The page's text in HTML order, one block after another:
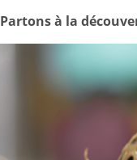
Partons à la